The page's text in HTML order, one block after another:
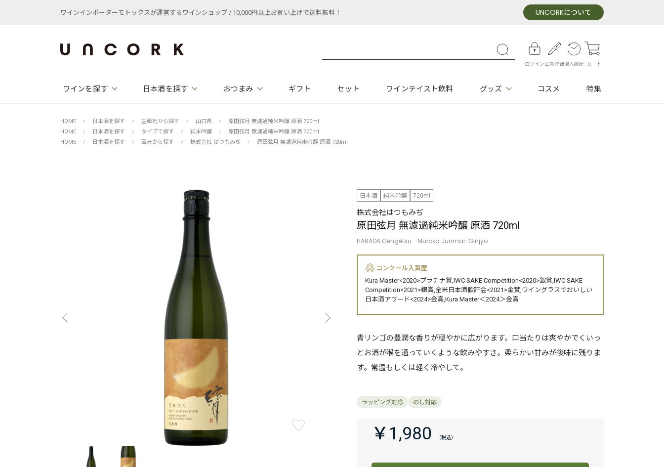
ワインインポーターモトックスが運営するワインショップ / 10,000円以上お買い上げで送料無料！ UNCORKについて
ログイン会員登録購入履歴 カート
ワインを探す 日本酒を探す おつまみ ギフト セット ワインテイスト飲料 グッズ コスメ 特集
HOME ⁄ 日本酒を探す ⁄ 生産地から探す ⁄ 山口県 ⁄
原田弦月 無濾過純米吟醸 原酒 720ml
HOME
⁄ 日本酒を探す ⁄ タイプで探す ⁄ 純米吟醸 ⁄
原田弦月 無濾過純米吟醸 原酒 720ml
HOME
⁄ 日本酒を探す ⁄ 蔵元から探す ⁄ 株式会社 はつもみぢ ⁄ 原田弦月 無濾過純米吟醸 原酒 720ml
日本酒 純米吟醸 720ml
株式会社はつもみぢ
原田弦月 無濾過純米吟醸 原酒 720ml
HARADA Gengetsu Muroka Junmai-Ginjyo
コンクール入賞歴
Kura Master<2020>プラチナ賞,IWC SAKE Competition<2020>銀賞,IWC SAKE
Competition<2021>銀賞,全米日本酒歓評会<2021>金賞,ワイングラスでおいしい
日本酒アワード<2024>金賞,Kura Master＜2024＞金賞
青リンゴの豊潤な香りが穏やかに広がります。口当たりは爽やかでくいっ
とお酒が喉を通っていくような飲みやすさ。柔らかい甘みが後味に残りま
す。常温もしくは軽く冷やして。
￥1,980